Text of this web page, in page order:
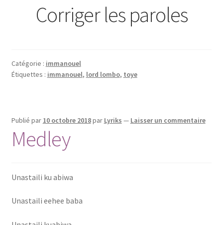
Corriger les paroles
Catégorie : immanouel
Étiquettes : immanouel, lord lombo, toye
Publié par 10 octobre 2018par Lyriks — Laisser un commentaire
Medley
Unastaili ku abiwa
Unastaili eehee baba